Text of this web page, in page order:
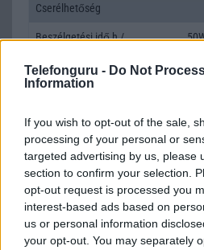
Telefonguru - Do Not
Information
If you wish to opt-out of the sale,
processing of your personal or
targeted advertising by us, please
section to confirm your selection.
opt-out request is processed you
interest-based ads based on
us or personal information
your opt-out. You may separately
Cserélhetőség
Beszélgetési idő h /
ALKALMAZÁSOK ÉS
Flash/Ujjlenyomat olvasó
SNS integráció
Organizer
T9 szótár